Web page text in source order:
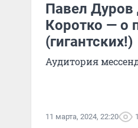
Павел Дуров
Коротко — о
(гигантских!)
Аудитория
11 марта, 2024, 22:20